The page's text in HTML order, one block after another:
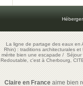
La ligne de partage des eaux en
Rhin) : traditions architecturales
mérite bien une escapade/Séjour
Redoutable, c'est à Cherbourg,
Claire en Franceaime bien